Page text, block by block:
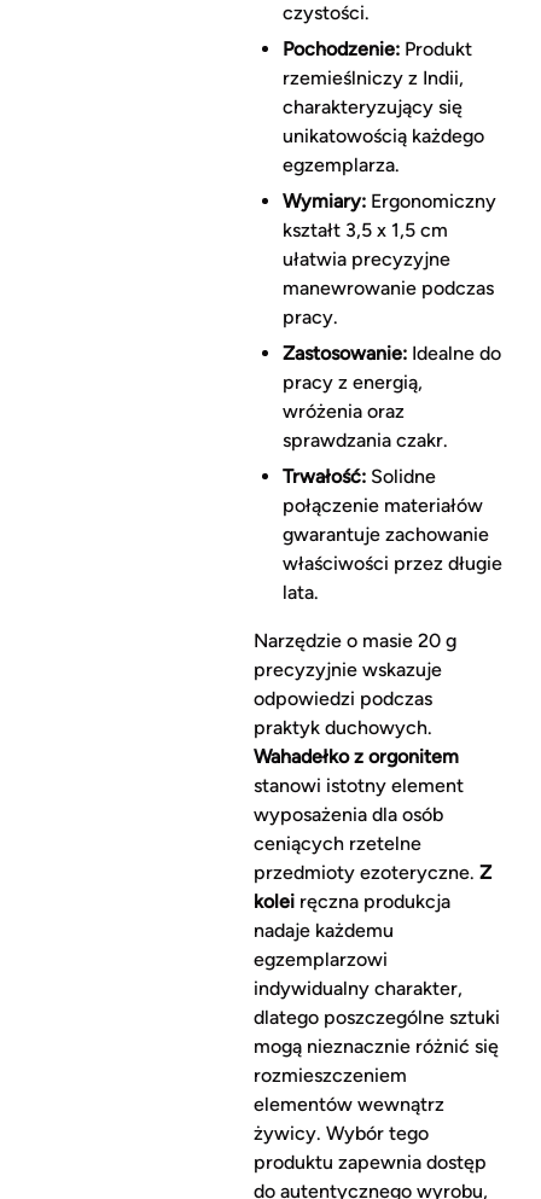
czystości.
Pochodzenie:Produkt
rzemieślniczy z Indii,
charakteryzujący się
unikatowością każdego
egzemplarza.
Wymiary:Ergonomiczny
kształt 3,5 x 1,5 cm
ułatwia precyzyjne
manewrowanie podczas
pracy.
Zastosowanie:Idealne do
pracy z energią,
wróżenia oraz
sprawdzania czakr.
Trwałość:Solidne
połączenie materiałów
gwarantuje zachowanie
właściwości przez długie
lata.
Narzędzie o masie 20 g
precyzyjnie wskazuje
odpowiedzi podczas
praktyk duchowych.
Wahadełko z orgonitem
stanowi istotny element
wyposażenia dla osób
ceniących rzetelne
przedmioty ezoteryczne. Z
koleiręczna produkcja
nadaje każdemu
egzemplarzowi
indywidualny charakter,
dlatego poszczególne sztuki
mogą nieznacznie różnić się
rozmieszczeniem
elementów wewnątrz
żywicy. Wybór tego
produktu zapewnia dostęp
do autentycznego wyrobu,